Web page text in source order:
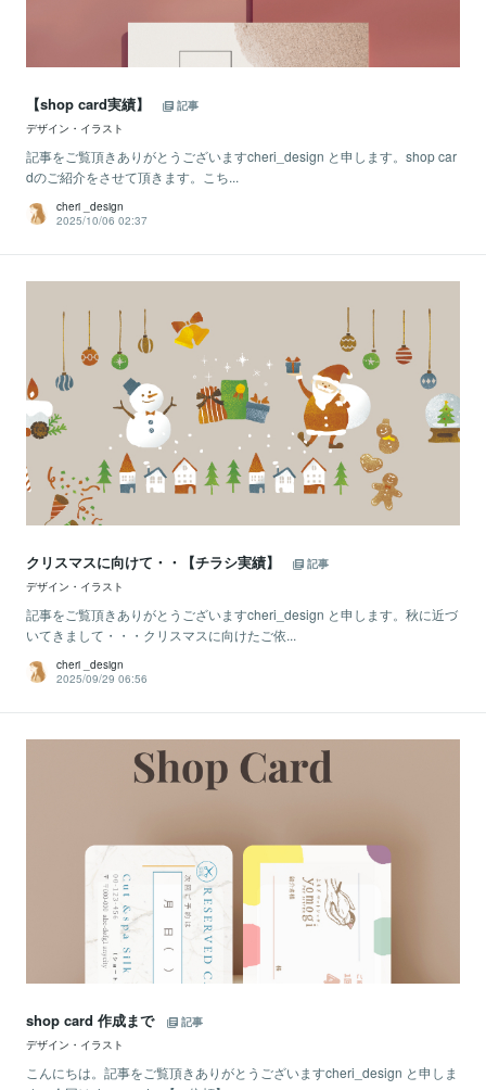
【shop card実績】
記事
デザイン・イラスト
記事をご覧頂きありがとうございますcheri_design と申します。shop car
dのご紹介をさせて頂きます。こち...
cheri _design
2025/10/06 02:37
クリスマスに向けて・・【チラシ実績】
記事
デザイン・イラスト
記事をご覧頂きありがとうございますcheri_design と申します。秋に近づ
いてきまして・・・クリスマスに向けたご依...
cheri _design
2025/09/29 06:56
shop card 作成まで
記事
デザイン・イラスト
こんにちは。記事をご覧頂きありがとうございますcheri_design と申しま